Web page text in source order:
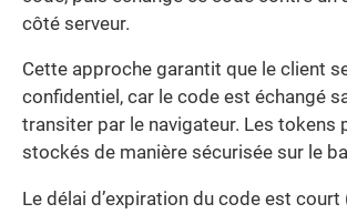
côté serveur.
Cette approche garantit que le client
confidentiel, car le code est échangé
transiter par le navigateur. Les tokens
stockés de manière sécurisée sur le
Le délai d’expiration du code est court